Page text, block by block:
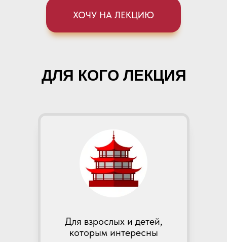
ХОЧУ НА ЛЕКЦИЮ
ДЛЯ КОГО ЛЕКЦИЯ
Для взрослых и детей,
которым интересны